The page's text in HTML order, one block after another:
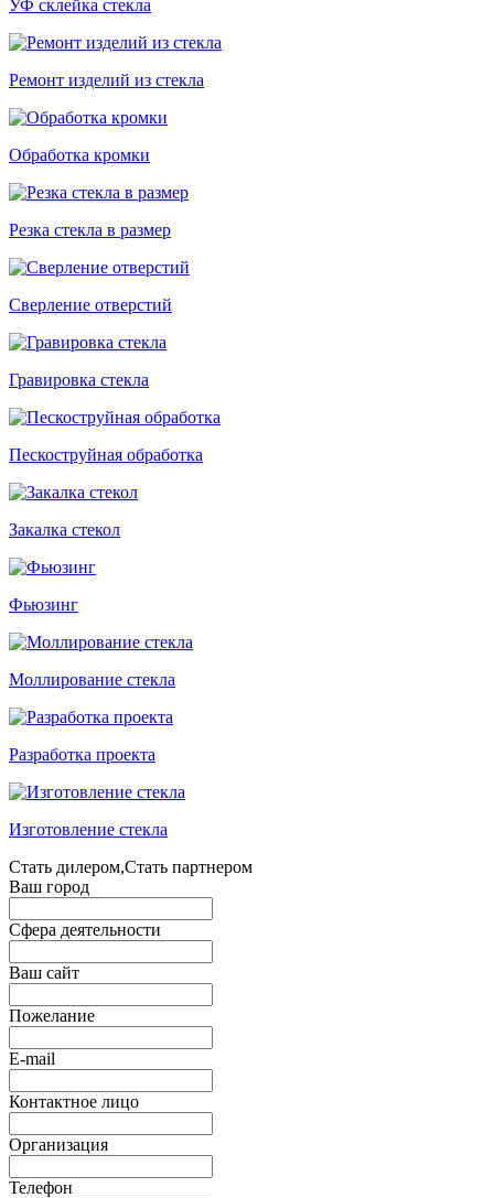
УФ склейка стекла
Ремонт изделий из стекла
Обработка кромки
Резка стекла в размер
Сверление отверстий
Гравировка стекла
Пескоструйная обработка
Закалка стекол
Фьюзинг
Моллирование стекла
Разработка проекта
Изготовление стекла
Стать дилером,Стать партнером
Ваш город
Сфера деятельности
Ваш сайт
Пожелание
E-mail
Контактное лицо
Организация
Телефон